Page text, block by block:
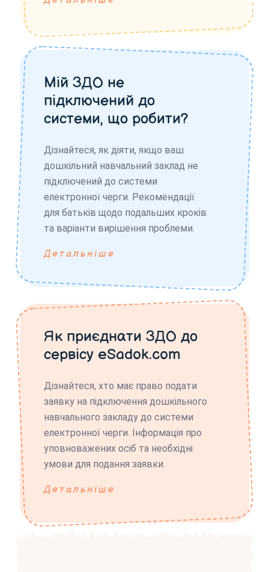
Мій ЗДО не
підключений до
системи, що робити?
Дізнайтеся, як діяти, якщо ваш
дошкільний навчальний заклад не
підключений до системи
електронної черги. Рекомендації
для батьків щодо подальших кроків
та варіанти вирішення проблеми.
Детальніше
Як приєднати ЗДО до
сервісу eSadok.com
Дізнайтеся, хто має право подати
заявку на підключення дошкільного
навчального закладу до системи
електронної черги. Інформація про
уповноважених осіб та необхідні
умови для подання заявки.
Детальніше